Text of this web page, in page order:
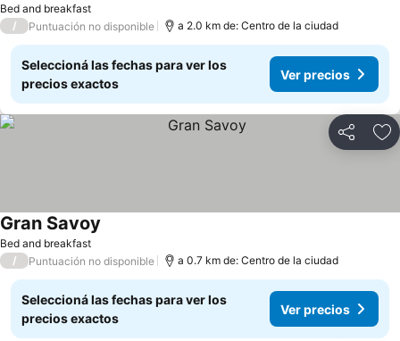
Bed and breakfast
/ Puntuación no disponible a 2.0 km de: Centro de la ciudad
Seleccioná las fechas para ver los
precios exactos
Ver precios
Compartir
Bed and breakfast
Gran Savoy
/ Puntuación no disponible a 0.7 km de: Centro de la ciudad
Seleccioná las fechas para ver los
precios exactos
Ver precios